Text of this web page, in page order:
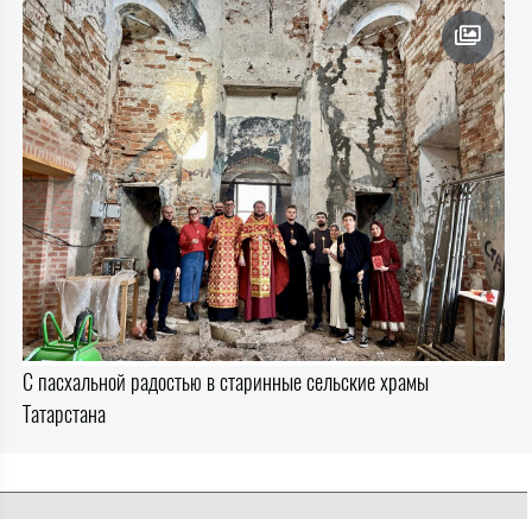
С пасхальной радостью в старинные сельские храмы
Татарстана